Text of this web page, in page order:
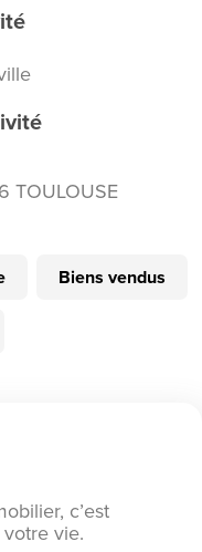
TOULOUSE
Biens vendus
c’est
vie.